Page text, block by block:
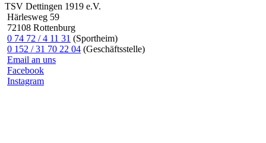
TSV Dettingen 1919 e.V.
Härlesweg 59
72108 Rottenburg
0 74 72 / 4 11 31 (Sportheim)
0 152 / 31 70 22 04 (Geschäftsstelle)
Email an uns
Facebook
Instagram